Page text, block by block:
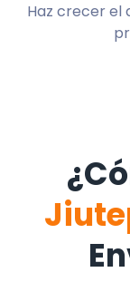
Haz crecer el